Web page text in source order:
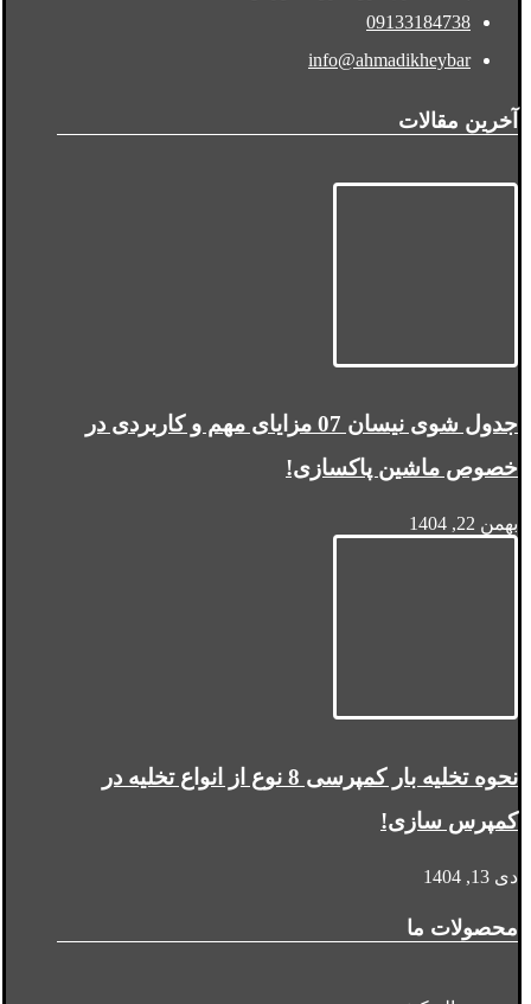
09133184738
info@ahmadikheybar
آخرین مقالات
جدول شوی نیسان 07 مزایای مهم و کاربردی در
خصوص ماشین پاکسازی!
بهمن 22, 1404
نحوه تخلیه بار کمپرسی 8 نوع از انواع تخلیه در
کمپرس سازی!
دی 13, 1404
محصولات ما